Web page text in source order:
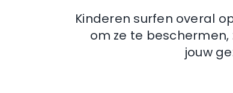
Kinderen surfen overal
om ze te
jouw